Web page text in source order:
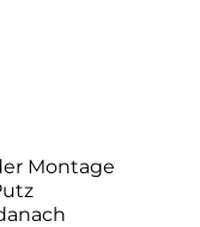
Montage